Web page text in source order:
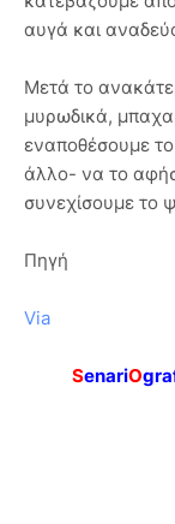
αυγά και
Μετά το
μυρωδικά,
εναποθέσουμε
άλλο- να το
συνεχίσουμε το
Πηγή
Via
SenariO